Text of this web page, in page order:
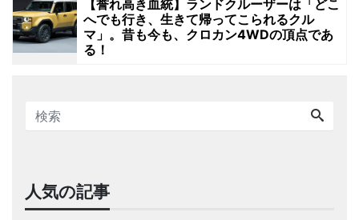
【誉れ高き血統】ランドクルーザーは「どこ
へでも行き、生きて帰ってこられるクル
マ」。昔も今も、クロカン4WDの頂点であ
る！
人気の記事